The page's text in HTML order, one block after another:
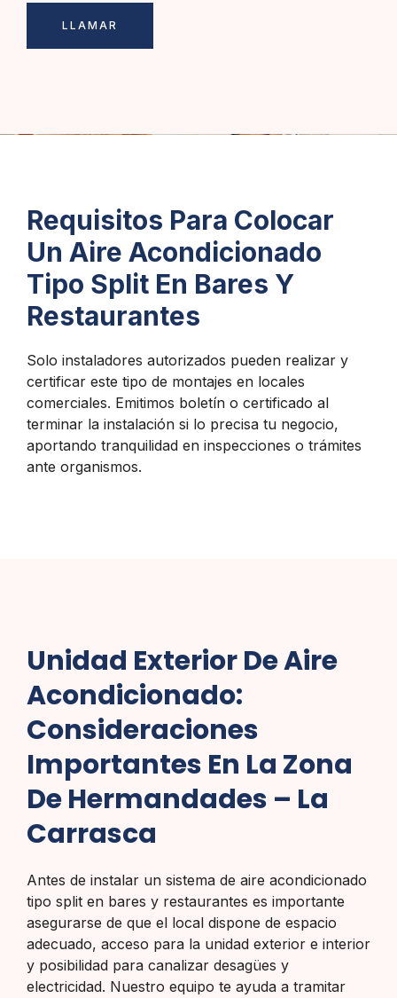
LLAMAR
Requisitos Para Colocar
Un Aire Acondicionado
Tipo Split En Bares Y
Restaurantes
Solo instaladores autorizados pueden realizar y
certificar este tipo de montajes en locales
comerciales. Emitimos boletín o certificado al
terminar la instalación si lo precisa tu negocio,
aportando tranquilidad en inspecciones o trámites
ante organismos.
Unidad Exterior De Aire
Acondicionado:
Consideraciones
Importantes En La Zona
De Hermandades – La
Carrasca
Antes de instalar un sistema de aire acondicionado
tipo split en bares y restaurantes es importante
asegurarse de que el local dispone de espacio
adecuado, acceso para la unidad exterior e interior
y posibilidad para canalizar desagües y
electricidad. Nuestro equipo te ayuda a tramitar